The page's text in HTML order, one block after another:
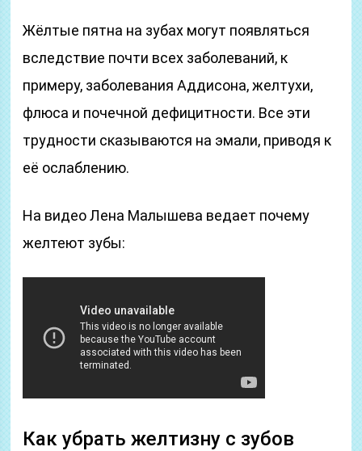
Жёлтые пятна на зубах могут появляться
вследствие почти всех заболеваний, к
примеру, заболевания Аддисона, желтухи,
флюса и почечной дефицитности. Все эти
трудности сказываются на эмали, приводя к
её ослаблению.
На видео Лена Малышева ведает почему
желтеют зубы:
Как убрать желтизну с зубов